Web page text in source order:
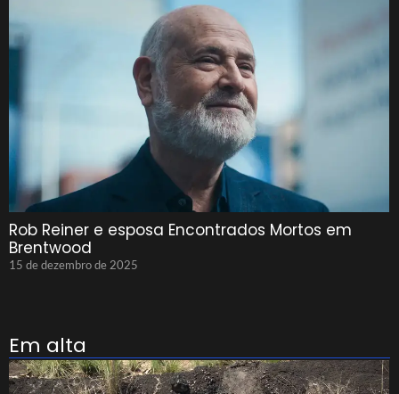
Rob Reiner e esposa Encontrados Mortos em
Brentwood
15 de dezembro de 2025
Em alta